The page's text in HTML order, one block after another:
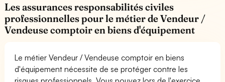
Les assurances responsabilités civiles
professionnelles pour le métier de Vendeur /
Vendeuse comptoir en biens d'équipement
Le métier Vendeur / Vendeuse comptoir en biens
d'équipement nécessite de se protéger contre les